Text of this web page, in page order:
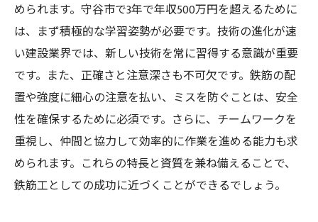
められます。守谷市で3年で年収500万円を超えるために
は、まず積極的な学習姿勢が必要です。技術の進化が速
い建設業界では、新しい技術を常に習得する意識が重要
です。また、正確さと注意深さも不可欠です。鉄筋の配
置や強度に細心の注意を払い、ミスを防ぐことは、安全
性を確保するために必須です。さらに、チームワークを
重視し、仲間と協力して効率的に作業を進める能力も求
められます。これらの特長と資質を兼ね備えることで、
鉄筋工としての成功に近づくことができるでしょう。